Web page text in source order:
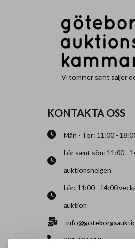
Vi tömmer samt säljer
KONTAKTA OSS
Mån - Tor: 11:00 -
Lör samt sön: 11:00 -
auktionshelgen
Lör: 11:00 - 14:00
auktion
031-126610